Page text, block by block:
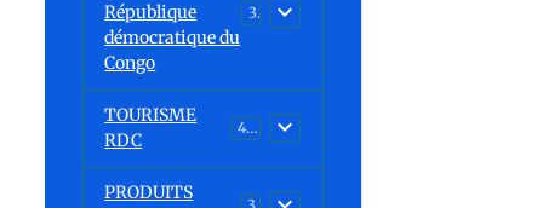
République
démocratique du
Congo
30
TOURISME
RDC
43
PRODUITS